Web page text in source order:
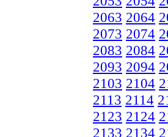
2063 2064
2073 2074
2083 2084
2093 2094
2103 2104
2113 2114
2123 2124
2133 2134